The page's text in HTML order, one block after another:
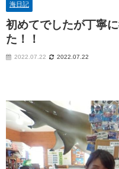
海日記
初めてでしたが丁寧
た！！
2022.07.22 2022.07.22